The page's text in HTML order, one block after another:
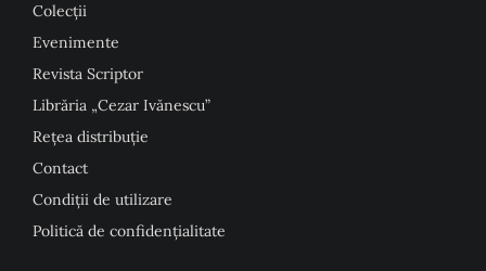
Colecţii
Evenimente
Revista Scriptor
Librăria „Cezar Ivănescu”
Rețea distribuție
Contact
Condiţii de utilizare
Politică de confidențialitate